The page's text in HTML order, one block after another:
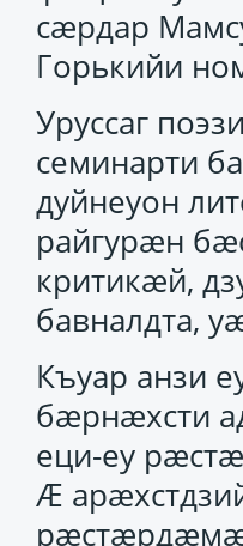
сӕрдар
Горькийи
Уруссаг
семинарти
дуйнеуон
райгурӕн
критикӕй,
бавналдта,
Къуар анзи
бӕрнӕхсти
еци-еу
Ӕ
рӕстӕрдӕмӕ